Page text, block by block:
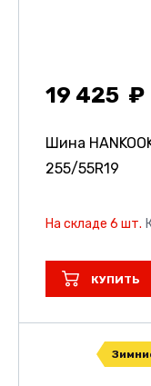
19 425
Шина
255/55R19
На складе 6 шт.
КУПИТЬ